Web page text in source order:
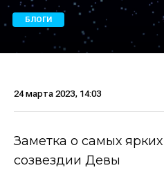
БЛОГИ
24 марта 2023, 14:03
Заметка о самых ярких
созвездии Девы